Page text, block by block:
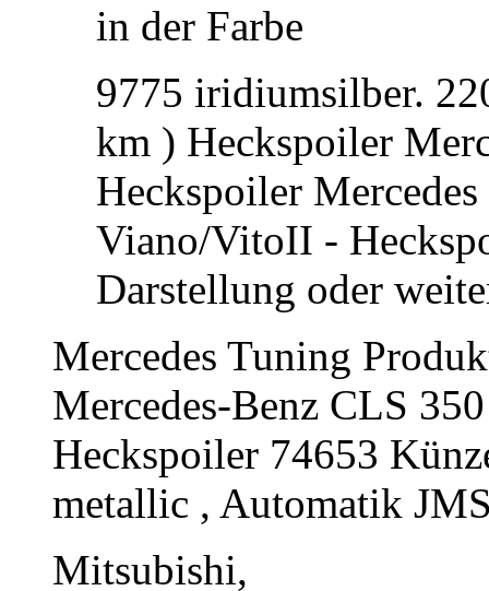
in der Farbe
9775 iridiumsilber.
km ) Heckspoiler
Heckspoiler
Viano/VitoII -
Darstellung oder
Mercedes Tuning
Mercedes-Benz CLS
Heckspoiler 74653
metallic , Automatik
Mitsubishi,